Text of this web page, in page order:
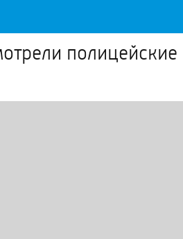
полицейские